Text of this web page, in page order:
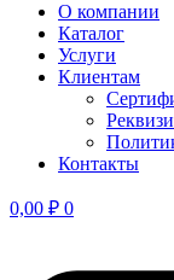
О компании
Каталог
Услуги
Клиентам
Контакты
0,00 ₽ 0